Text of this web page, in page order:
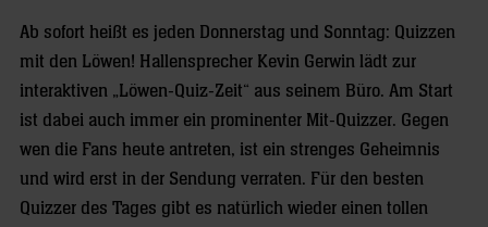
Ab sofort heißt es jeden Donnerstag und Sonntag: Quizzen
mit den Löwen! Hallensprecher Kevin Gerwin lädt zur
interaktiven „Löwen-Quiz-Zeit“ aus seinem Büro. Am Start
ist dabei auch immer ein prominenter Mit-Quizzer. Gegen
wen die Fans heute antreten, ist ein strenges Geheimnis
und wird erst in der Sendung verraten. Für den besten
Quizzer des Tages gibt es natürlich wieder einen tollen